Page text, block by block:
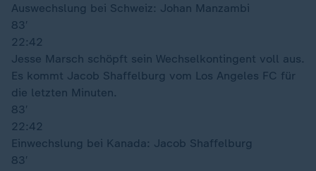
Auswechslung bei Schweiz: Johan Manzambi
83′
22:42
Jesse Marsch schöpft sein Wechselkontingent voll aus.
Es kommt Jacob Shaffelburg vom Los Angeles FC für
die letzten Minuten.
83′
22:42
Einwechslung bei Kanada: Jacob Shaffelburg
83′